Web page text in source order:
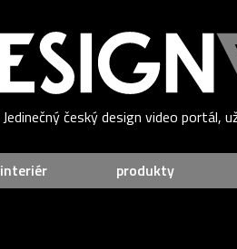
Jedinečný český design video portál,
interiér produkty